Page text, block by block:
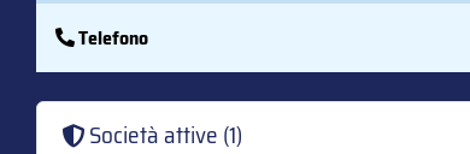
Telefono
Società attive (1)